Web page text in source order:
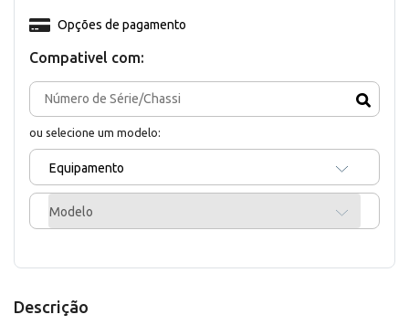
Compativel com:
ou selecione um modelo:
Equipamento
Modelo
Opções de pagamento
Descrição